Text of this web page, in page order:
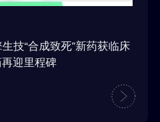
技“合成致死”新药获临床
迎里程碑